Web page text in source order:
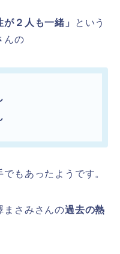
が２人も一緒」
という
んの
もあったようです。
まさみさんの過去の熱